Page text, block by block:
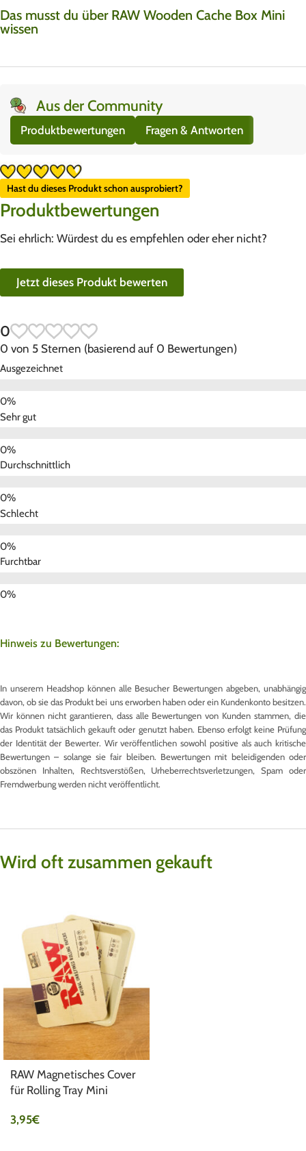
Das musst du über RAW Wooden Cache Box Mini
wissen
Aus der Community
Produktbewertungen Fragen & Antworten
Hast du dieses Produkt schon ausprobiert?
Produktbewertungen
Sei ehrlich: Würdest du es empfehlen oder eher nicht?
Jetzt dieses Produkt bewerten
0
0 von 5 Sternen (basierend auf 0 Bewertungen)
Ausgezeichnet
Sehr gut
Durchschnittlich
Schlecht
Furchtbar
Hinweis zu Bewertungen:
In unserem Headshop können alle Besucher Bewertungen abgeben, unabhängig
davon, ob sie das Produkt bei uns erworben haben oder ein Kundenkonto besitzen.
Wir können nicht garantieren, dass alle Bewertungen von Kunden stammen, die
das Produkt tatsächlich gekauft oder genutzt haben. Ebenso erfolgt keine Prüfung
der Identität der Bewerter. Wir veröffentlichen sowohl positive als auch kritische
Bewertungen – solange sie fair bleiben. Bewertungen mit beleidigenden oder
obszönen Inhalten, Rechtsverstößen, Urheberrechtsverletzungen, Spam oder
Fremdwerbung werden nicht veröffentlicht.
Wird oft zusammen gekauft
RAW Magnetisches Cover
für Rolling Tray Mini
3,95€